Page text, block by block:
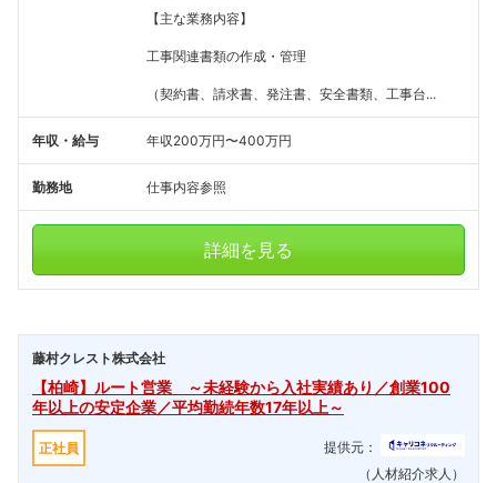
【主な業務内容】
工事関連書類の作成・管理
（契約書、請求書、発注書、安全書類、工事台...
年収・給与 年収200万円〜400万円
勤務地 仕事内容参照
詳細を見る
藤村クレスト株式会社
【柏崎】ルート営業 ～未経験から入社実績あり／創業100
年以上の安定企業／平均勤続年数17年以上～
正社員
提供元：
（人材紹介求人）